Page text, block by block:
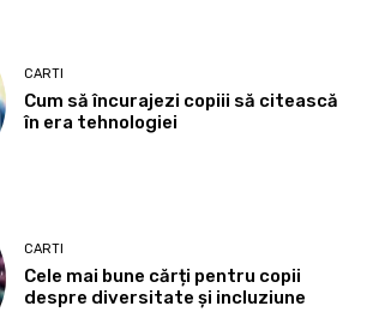
CARTI
Cum să încurajezi copiii să citească
în era tehnologiei
CARTI
Cele mai bune cărți pentru copii
despre diversitate și incluziune